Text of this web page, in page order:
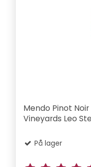
Mendo Pinot
Vineyards Leo
På lager